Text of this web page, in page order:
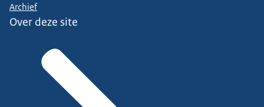
Archief
Over deze site